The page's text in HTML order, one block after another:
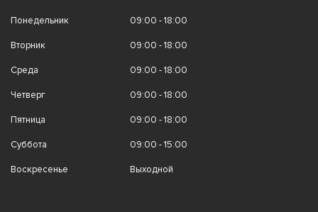
Понедельник 09:00 - 18:00
Вторник 09:00 - 18:00
Среда 09:00 - 18:00
Четверг 09:00 - 18:00
Пятница 09:00 - 18:00
Суббота 09:00 - 15:00
Воскресенье Выходной